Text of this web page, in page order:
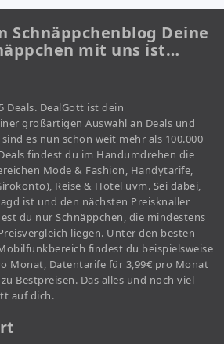
Schnäppchenblog Deine
mit uns ist…
Deals. DealGott ist dein
großartigen Auswahl an Deals und
es nun schon weit mehr als 100.000
findest du im Handumdrehen die
Mode & Fashion, Handytarife,
Reise & Hotel uvm. Sei dabei,
ist und den nächsten Preisknaller
du nur Schnäppchen, die mindestens
liegen. Unter den besten
findest du beispielsweise
Monat, Datentarife für 3,99€ pro Monat
Bestpreisen. Das alles und noch viel
auf dich.